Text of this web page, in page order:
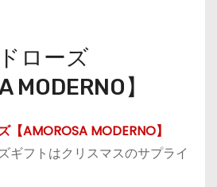
ローズ
MODERNO】
ギフトはクリスマスのサプライ